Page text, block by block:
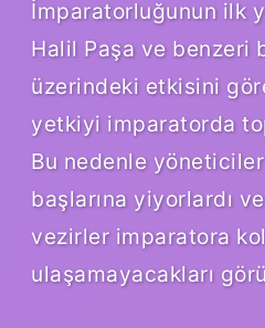
İmparatorluğunun ilk
Halil Paşa ve benzeri
üzerindeki etkisini
yetkiyi imparatorda
Bu nedenle
başlarına yiyorlardı
vezirler imparatora
ulaşamayacakları